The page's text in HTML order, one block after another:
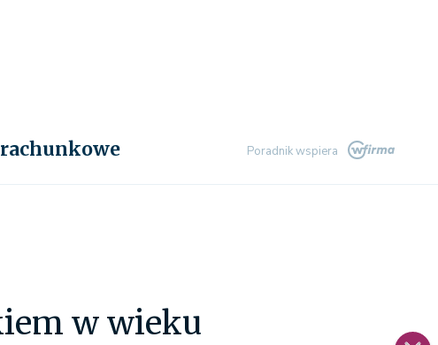
Poradnik wspiera
w wieku